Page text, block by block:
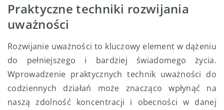
Praktyczne techniki rozwijania
uważności
Rozwijanie uważności to kluczowy element w dążeniu
do pełniejszego i bardziej świadomego życia.
Wprowadzenie praktycznych technik uważności do
codziennych działań może znacząco wpłynąć na
naszą zdolność koncentracji i obecności w danej